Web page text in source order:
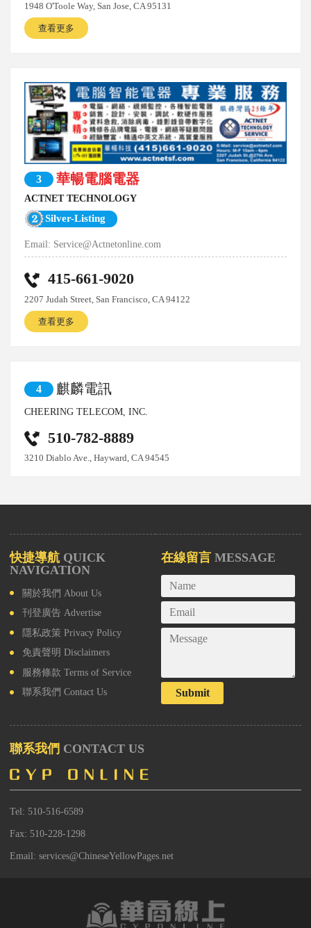
1948 O'Toole Way, San Jose, CA 95131
查看更多
3 華暢電腦電器
ACTNET TECHNOLOGY
Silver-Listing
Email: Service@Actnetonline.com
415-661-9020
2207 Judah Street, San Francisco, CA 94122
查看更多
4 麒麟電訊
CHEERING TELECOM, INC.
510-782-8889
3210 Diablo Ave., Hayward, CA 94545
快捷導航 QUICK
NAVIGATION
關於我們 About Us
刊登廣告 Advertise
隱私政策 Privacy Policy
免責聲明 Disclaimers
服務條款 Terms of Service
聯系我們 Contact Us
在線留言 MESSAGE
Submit
聯系我們 CONTACT US
Tel: 510-516-6589
Fax: 510-228-1298
Email: services@ChineseYellowPages.net